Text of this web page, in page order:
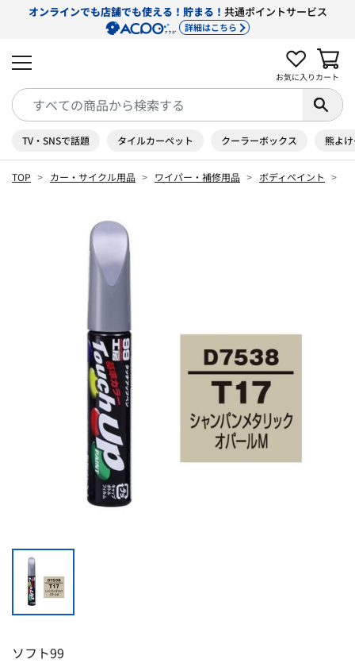
オンラインでも店舗でも使える！貯まる！ 共通ポイントサービス
詳細はこちら
お気に入り カート
TV・SNSで話題 タイルカーペット クーラーボックス 熊よ
TOP カー・サイクル用品 ワイパー・補修用品 ボディペイント
ソフト99